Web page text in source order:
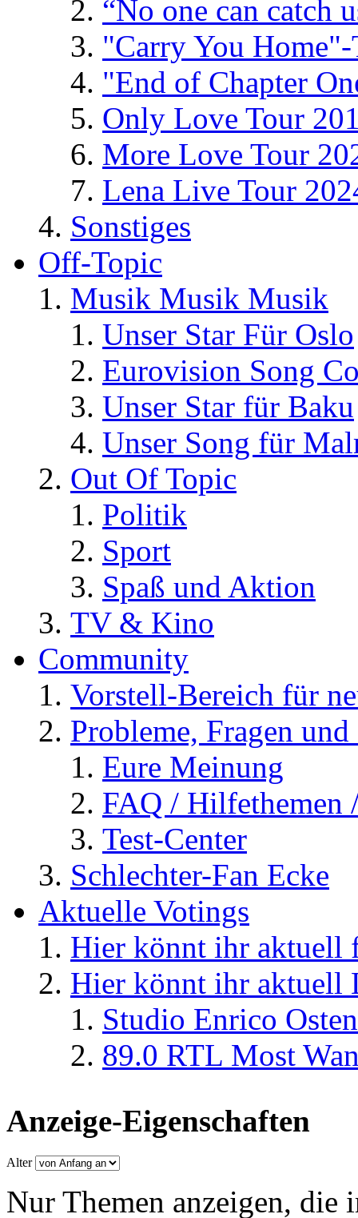
“No one can catch
"Carry You
"End of Chapter
Only Love Tour
More Love Tour
Lena Live Tour
Sonstiges
Off-Topic
Musik Musik Musik
Unser Star Für Oslo
Eurovision Song
Unser Star für Baku
Unser Song für
Out Of Topic
Politik
Sport
Spaß und Aktion
TV & Kino
Community
Vorstell-Bereich für
Probleme, Fragen
Eure Meinung
FAQ / Hilfethemen
Test-Center
Schlechter-Fan Ecke
Aktuelle Votings
Hier könnt ihr aktuell
Hier könnt ihr aktuell
Studio Enrico
89.0 RTL Most
Anzeige-Eigenschaften
Alter
Nur Themen anzeigen, die